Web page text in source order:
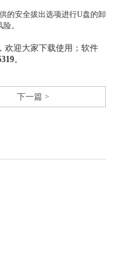
的安全拔出选项进行U盘的卸
。
欢迎大家下载使用；软件
。
下一篇 >